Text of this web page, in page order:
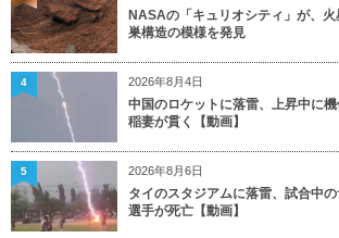
NASAの「キュリオシティ」が、
巣構造の模様を発見
2026年8月4日
中国のロケットに落雷、上昇中に
稲妻が貫く【動画】
4
2026年8月6日
タイのスタジアムに落雷、試合中
選手が死亡【動画】
5